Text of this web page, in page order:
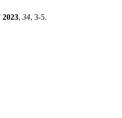
2023, 34, 3-5.